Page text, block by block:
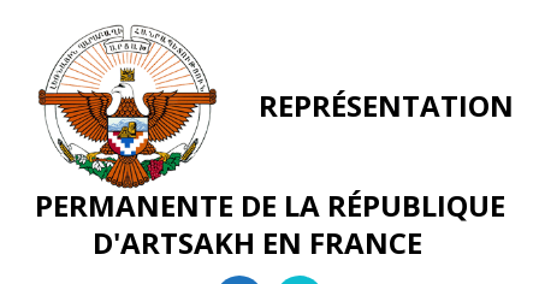
content
REPRÉSENTATION
PERMANENTE DE LA RÉPUBLIQUE
D'ARTSAKH EN FRANCE